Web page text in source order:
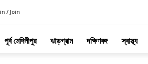
/ Join
পূর্ব মেদিনীপুর ঝাড়গ্রাম দক্ষিণবঙ্গ স্বাস্থ্য